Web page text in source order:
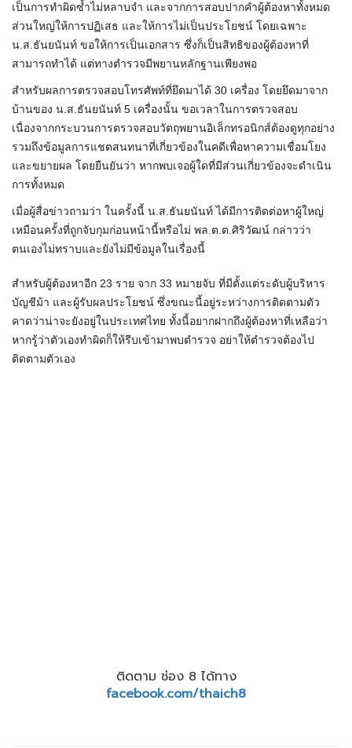
เป็นการทำผิดซ้ำไม่หลาบจำ และจากการสอบปากคำผู้ต้องหาทั้งหมด
ส่วนใหญ่ให้การปฏิเสธ และให้การไม่เป็นประโยชน์ โดยเฉพาะ
น.ส.ธันยนันท์ ขอให้การเป็นเอกสาร ซึ่งก็เป็นสิทธิของผู้ต้องหาที่
สามารถทำได้ แต่ทางตำรวจมีพยานหลักฐานเพียงพอ
สำหรับผลการตรวจสอบโทรศัพท์ที่ยึดมาได้ 30 เครื่อง โดยยึดมาจาก
บ้านของ น.ส.ธันยนันท์ 5 เครื่องนั้น ขอเวลาในการตรวจสอบ
เนื่องจากกระบวนการตรวจสอบวัตถุพยานอิเล็กทรอนิกส์ต้องดูทุกอย่าง
รวมถึงข้อมูลการแชตสนทนาที่เกี่ยวข้องในคดีเพื่อหาความเชื่อมโยง
และขยายผล โดยยืนยันว่า หากพบเจอผู้ใดที่มีส่วนเกี่ยวข้องจะดำเนิน
การทั้งหมด
เมื่อผู้สื่อข่าวถามว่า ในครั้งนี้ น.ส.ธันยนันท์ ได้มีการติดต่อหาผู้ใหญ่
เหมือนครั้งที่ถูกจับกุมก่อนหน้านี้หรือไม่ พล.ต.ต.ศิริวัฒน์ กล่าวว่า
ตนเองไม่ทราบและยังไม่มีข้อมูลในเรื่องนี้
สำหรับผู้ต้องหาอีก 23 ราย จาก 33 หมายจับ ที่มีตั้งแต่ระดับผู้บริหาร
บัญชีม้า และผู้รับผลประโยชน์ ซึ่งขณะนี้อยู่ระหว่างการติดตามตัว
คาดว่าน่าจะยังอยู่ในประเทศไทย ทั้งนี้อยากฝากถึงผู้ต้องหาที่เหลือว่า
หากรู้ว่าตัวเองทำผิดก็ให้รีบเข้ามาพบตำรวจ อย่าให้ตำรวจต้องไป
ติดตามตัวเอง
ติดตาม ช่อง 8 ได้ทาง
facebook.com/thaich8